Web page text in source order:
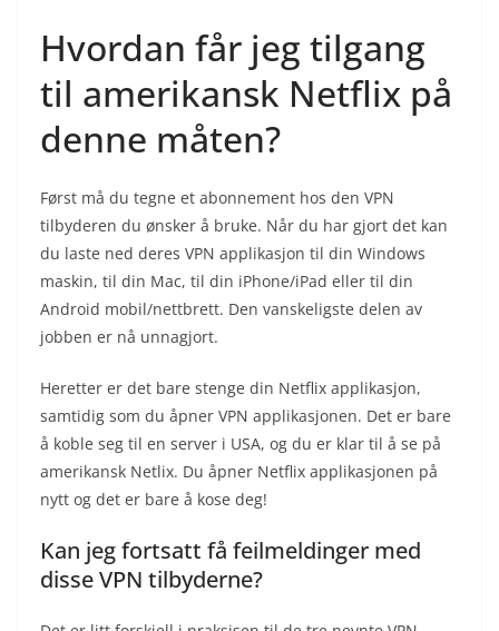
Hvordan får jeg tilgang
til amerikansk Netflix på
denne måten?
Først må du tegne et abonnement hos den VPN
tilbyderen du ønsker å bruke. Når du har gjort det kan
du laste ned deres VPN applikasjon til din Windows
maskin, til din Mac, til din iPhone/iPad eller til din
Android mobil/nettbrett. Den vanskeligste delen av
jobben er nå unnagjort.
Heretter er det bare stenge din Netflix applikasjon,
samtidig som du åpner VPN applikasjonen. Det er bare
å koble seg til en server i USA, og du er klar til å se på
amerikansk Netlix. Du åpner Netflix applikasjonen på
nytt og det er bare å kose deg!
Kan jeg fortsatt få feilmeldinger med
disse VPN tilbyderne?